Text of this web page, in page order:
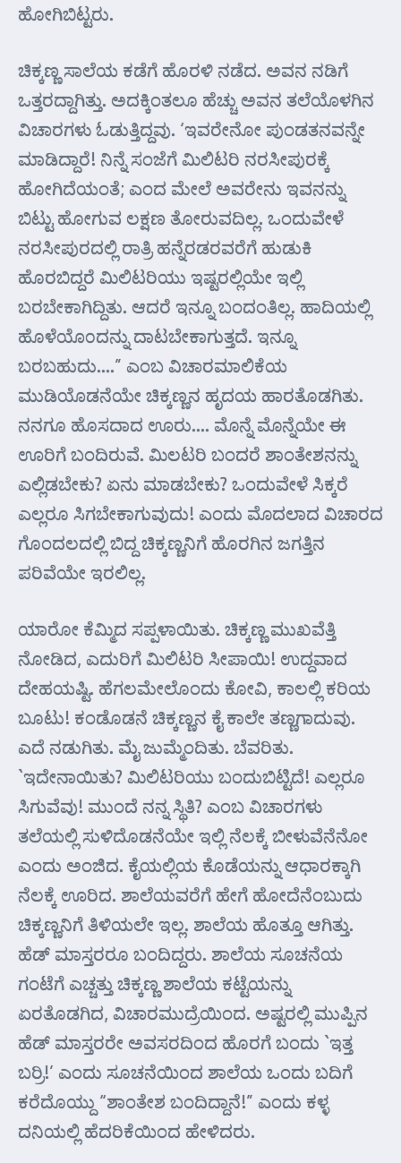
ಹೋಗಿಬಿಟ್ಟರು.
ಚಿಕ್ಕಣ್ಣ ಸಾಲೆಯ ಕಡೆಗೆ ಹೊರಳಿ ನಡೆದ. ಅವನ ನಡಿಗೆ
ಒತ್ತರದ್ದಾಗಿತ್ತು. ಅದಕ್ಕಿಂತಲೂ ಹೆಚ್ಚು ಅವನ ತಲೆಯೊಳಗಿನ
ವಿಚಾರಗಳು ಓಡುತ್ತಿದ್ದವು. ‘ಇವರೇನೋ ಪುಂಡತನವನ್ನೇ
ಮಾಡಿದ್ದಾರೆ! ನಿನ್ನೆ ಸಂಜೆಗೆ ಮಿಲಿಟರಿ ನರಸೀಪುರಕ್ಕೆ
ಹೋಗಿದೆಯಂತೆ; ಎಂದ ಮೇಲೆ ಅವರೇನು ಇವನನ್ನು
ಬಿಟ್ಟು ಹೋಗುವ ಲಕ್ಷಣ ತೋರುವದಿಲ್ಲ. ಒಂದುವೇಳೆ
ನರಸೀಪುರದಲ್ಲಿ ರಾತ್ರಿ ಹನ್ನೆರಡರವರೆಗೆ ಹುಡುಕಿ
ಹೊರಬಿದ್ದರೆ ಮಿಲಿಟರಿಯು ಇಷ್ಟರಲ್ಲಿಯೇ ಇಲ್ಲಿ
ಬರಬೇಕಾಗಿದ್ದಿತು. ಆದರೆ ಇನ್ನೂ ಬಂದಂತಿಲ್ಲ. ಹಾದಿಯಲ್ಲಿ
ಹೊಳೆಯೊ೦ದನ್ನು ದಾಟಬೇಕಾಗುತ್ತದೆ. ಇನ್ನೂ
ಬರಬಹುದು….” ಎಂಬ ವಿಚಾರಮಾಲಿಕೆಯ
ಮುಡಿಯೊಡನೆಯೇ ಚಿಕ್ಕಣ್ಣನ ಹೃದಯ ಹಾರತೊಡಗಿತು.
ನನಗೂ ಹೊಸದಾದ ಊರು…. ಮೊನ್ನೆ ಮೊನ್ನೆಯೇ ಈ
ಊರಿಗೆ ಬಂದಿರುವೆ. ಮಿಲಟರಿ ಬಂದರೆ ಶಾಂತೇಶನನ್ನು
ಎಲ್ಲಿಡಬೇಕು? ಏನು ಮಾಡಬೇಕು? ಒಂದುವೇಳೆ ಸಿಕ್ಕರೆ
ಎಲ್ಲರೂ ಸಿಗಬೇಕಾಗುವುದು! ಎಂದು ಮೊದಲಾದ ವಿಚಾರದ
ಗೊಂದಲದಲ್ಲಿ ಬಿದ್ದ ಚಿಕ್ಕಣ್ಣನಿಗೆ ಹೊರಗಿನ ಜಗತ್ತಿನ
ಪರಿವೆಯೇ ಇರಲಿಲ್ಲ.
ಯಾರೋ ಕೆಮ್ಮಿದ ಸಪ್ಪಳಾಯಿತು. ಚಿಕ್ಕಣ್ಣ ಮುಖವೆತ್ತಿ
ನೋಡಿದ, ಎದುರಿಗೆ ಮಿಲಿಟರಿ ಸೀಪಾಯಿ! ಉದ್ದವಾದ
ದೇಹಯಷ್ಟಿ. ಹೆಗಲಮೇಲೊಂದು ಕೋವಿ, ಕಾಲಲ್ಲಿ ಕರಿಯ
ಬೂಟು! ಕಂಡೊಡನೆ ಚಿಕ್ಕಣ್ಣನ ಕೈ ಕಾಲೇ ತಣ್ಣಗಾದುವು.
ಎದೆ ನಡುಗಿತು. ಮೈ ಜುಮ್ಮೆಂದಿತು. ಬೆವರಿತು.
`ಇದೇನಾಯಿತು? ಮಿಲಿಟರಿಯು ಬಂದುಬಿಟ್ಟಿದೆ! ಎಲ್ಲರೂ
ಸಿಗುವೆವು! ಮುಂದೆ ನನ್ನ ಸ್ಥಿತಿ? ಎಂಬ ವಿಚಾರಗಳು
ತಲೆಯಲ್ಲಿ ಸುಳಿದೊಡನೆಯೇ ಇಲ್ಲಿ ನೆಲಕ್ಕೆ ಬೀಳುವೆನೆನೋ
ಎಂದು ಅಂಜಿದ. ಕೈಯಲ್ಲಿಯ ಕೊಡೆಯನ್ನು ಆಧಾರಕ್ಕಾಗಿ
ನೆಲಕ್ಕೆ ಊರಿದ. ಶಾಲೆಯವರೆಗೆ ಹೇಗೆ ಹೋದೆನೆಂಬುದು
ಚಿಕ್ಕಣ್ಣನಿಗೆ ತಿಳಿಯಲೇ ಇಲ್ಲ. ಶಾಲೆಯ ಹೊತ್ತೂ ಆಗಿತ್ತು.
ಹೆಡ್ ಮಾಸ್ತರರೂ ಬಂದಿದ್ದರು. ಶಾಲೆಯ ಸೂಚನೆಯ
ಗಂಟೆಗೆ ಎಚ್ಚತ್ತು ಚಿಕ್ಕಣ್ಣ ಶಾಲೆಯ ಕಟ್ಟೆಯನ್ನು
ಏರತೊಡಗಿದ, ವಿಚಾರಮುದ್ರೆಯಿಂದ. ಅಷ್ಟರಲ್ಲಿ ಮುಪ್ಪಿನ
ಹೆಡ್ ಮಾಸ್ತರರೇ ಅವಸರದಿಂದ ಹೊರಗೆ ಬಂದು `ಇತ್ತ
ಬರ್ರಿ!’ ಎಂದು ಸೂಚನೆಯಿಂದ ಶಾಲೆಯ ಒಂದು ಬದಿಗೆ
ಕರೆದೊಯ್ದು “ಶಾಂತೇಶ ಬಂದಿದ್ದಾನೆ!” ಎಂದು ಕಳ್ಳ
ದನಿಯಲ್ಲಿ ಹೆದರಿಕೆಯಿಂದ ಹೇಳಿದರು.